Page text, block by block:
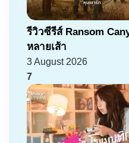
รีวิวซีรีส์ Ransom
หลายเส้า
3 August 2026
7